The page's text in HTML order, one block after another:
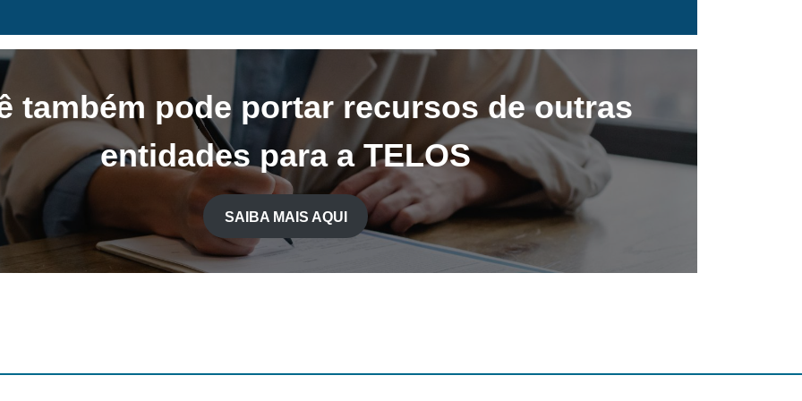
também pode portar recursos de outras
entidades para a TELOS
SAIBA MAIS AQUI